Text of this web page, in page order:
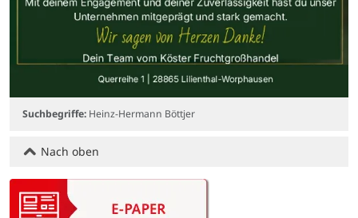
Suchbegriffe: Heinz-Hermann Böttjer
Nach oben